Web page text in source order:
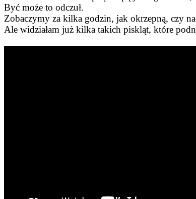
Być może to odczuł.
Zobaczymy za kilka godzin, jak okrzepną, czy
Ale widziałam już kilka takich piskląt, które